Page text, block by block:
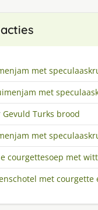
met
met
Gevuld Turks brood
met
courgettesoep met
met courgette